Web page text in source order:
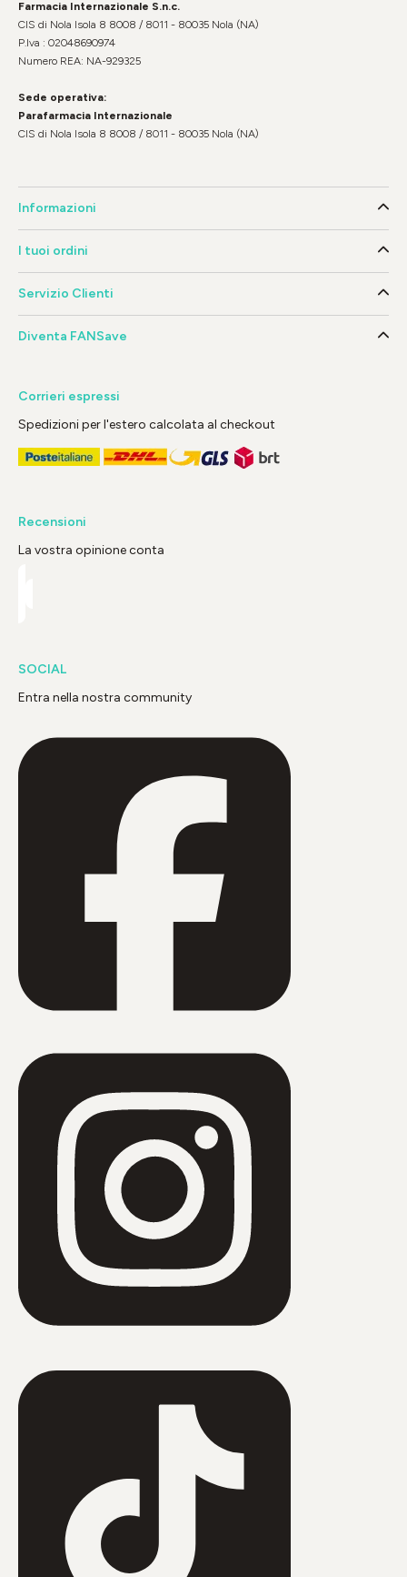
Farmacia Internazionale S.n.c.
CIS di Nola Isola 8 8008 / 8011 - 80035 Nola (NA)
P.Iva : 02048690974
Numero REA: NA-929325
Sede operativa:
Parafarmacia Internazionale
CIS di Nola Isola 8 8008 / 8011 - 80035 Nola (NA)
Informazioni
I tuoi ordini
Servizio Clienti
Diventa FANSave
Corrieri espressi
Spedizioni per l'estero calcolata al checkout
Recensioni
La vostra opinione conta
SOCIAL
Entra nella nostra community